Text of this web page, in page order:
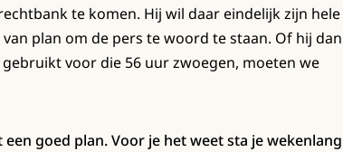
te komen. Hij wil daar eindelijk zijn hele
plan om de pers te woord te staan. Of hij dan
voor die 56 uur zwoegen, moeten we
goed plan. Voor je het weet sta je wekenlang